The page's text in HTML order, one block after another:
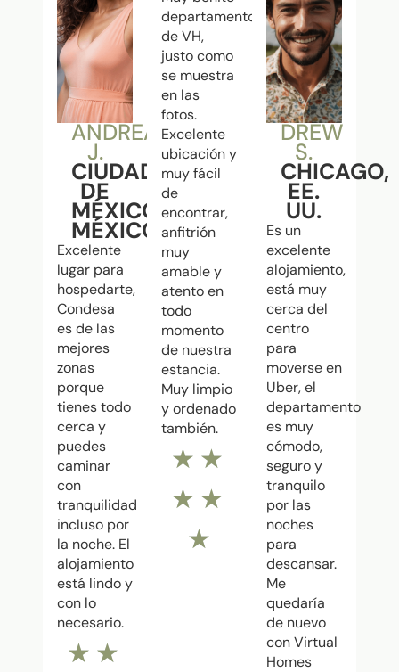
ANDREA
J.
CIUDAD
DE
MÉXICO,
MÉXICO
Excelente
lugar para
hospedarte,
Condesa
es de las
mejores
zonas
porque
tienes todo
cerca y
puedes
caminar
con
tranquilidad
incluso por
la noche. El
alojamiento
está lindo y
con lo
necesario.
★ ★
departamento
de VH,
justo como
se muestra
en las
fotos.
Excelente
ubicación y
muy fácil
de
encontrar,
anfitrión
muy
amable y
atento en
todo
momento
de nuestra
estancia.
Muy limpio
y ordenado
también.
★ ★
★ ★
★
DREW
S.
CHICAGO,
EE.
UU.
Es un
excelente
alojamiento,
está muy
cerca del
centro
para
moverse en
Uber, el
departamento
es muy
cómodo,
seguro y
tranquilo
por las
noches
para
descansar.
Me
quedaría
de nuevo
con Virtual
Homes